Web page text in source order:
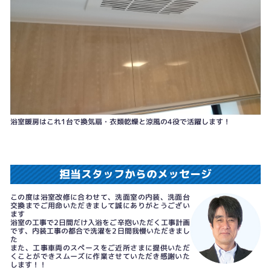
浴室暖房はこれ1台で換気扇・衣類乾燥と涼風の4役で活躍します！
担当スタッフからのメッセージ
この度は浴室改修に合わせて、洗面室の内装、洗面台
交換までご用命いただきまして誠にありがとうござい
ます
浴室の工事で2日間だけ入浴をご辛抱いただく工事計画
です、内装工事の都合で洗濯を2日間我慢いただきまし
た
また、工事車両のスペースをご近所さまに提供いただ
くことができスムーズに作業させていただき感謝いた
します！！